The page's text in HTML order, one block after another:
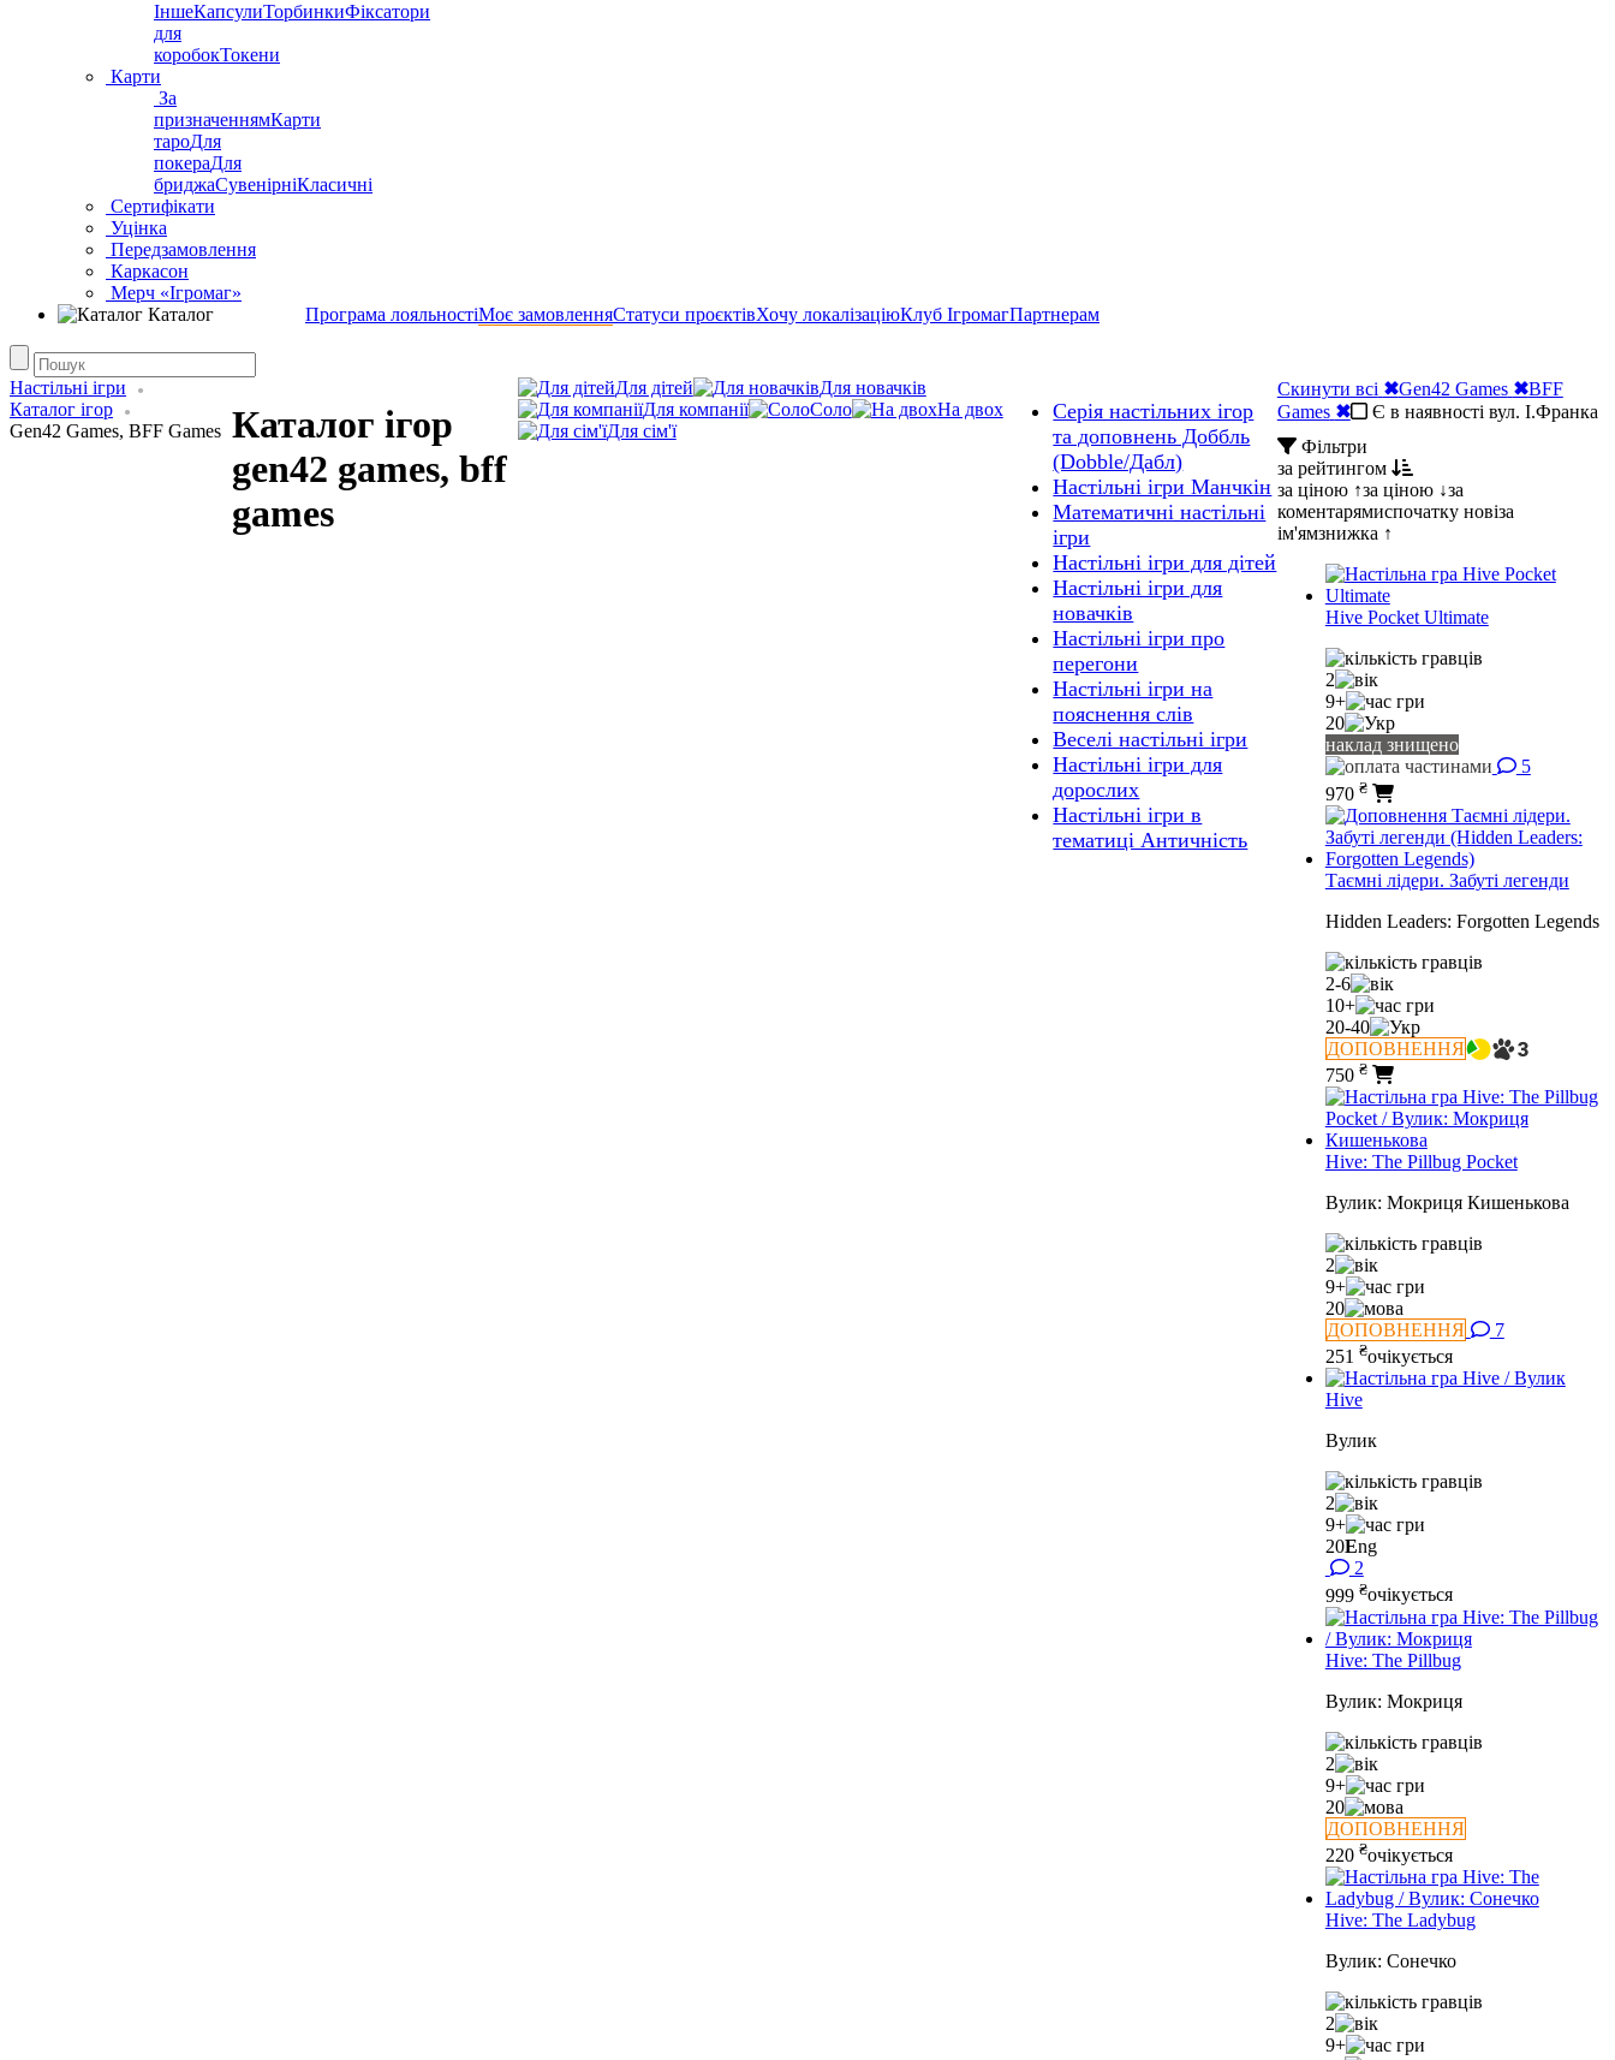
ІншеКапсулиТорбинкиФіксатори
для
коробокТокени
Карти
За
призначеннямКарти
тароДля
покераДля
бриджаСувенірніКласичні
Сертифікати
Уцінка
Передзамовлення
Каркасон
Мерч «Ігромаг»
Каталог
Програма лояльностіМоє замовленняСтатуси проєктівХочу локалізаціюКлуб ІгромагПартнерам
Настільні ігри
Каталог ігор
Gen42 Games, BFF Games Каталог ігор
gen42 games, bff
games
Для дітей
Для новачків
Для компанії
Соло
На двох
Для сім'ї
Серія настільних ігор
та доповнень Доббль
(Dobble/Дабл)
Настільні ігри Манчкін
Математичні настільні
ігри
Настільні ігри для дітей
Настільні ігри для
новачків
Настільні ігри про
перегони
Настільні ігри на
пояснення слів
Веселі настільні ігри
Настільні ігри для
дорослих
Настільні ігри в
тематиці Античність
Скинути всі ✖Gen42 Games ✖BFF
Games ✖
Є в наявності вул. І.Франка
Фільтри
за рейтингом
за ціною ↑за ціною ↓за
коментарямиспочатку новіза
ім'ямзнижка ↑
Hive Pocket Ultimate
2
9+
20
наклад знищено
5
970 ₴
Таємні лідери. Забуті легенди
Hidden Leaders: Forgotten Legends
2-6
10+
20-40
ДОПОВНЕННЯ
750 ₴
Hive: The Pillbug Pocket
Вулик: Мокриця Кишенькова
2
9+
20
ДОПОВНЕННЯ
7
251 ₴очікується
Hive
Вулик
2
9+
20Eng
2
999 ₴очікується
Hive: The Pillbug
Вулик: Мокриця
2
9+
20
ДОПОВНЕННЯ
220 ₴очікується
Hive: The Ladybug
Вулик: Сонечко
2
9+